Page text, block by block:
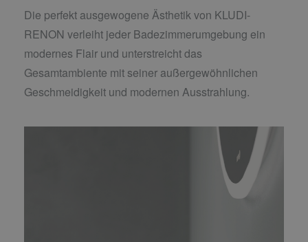
Die perfekt ausgewogene Ästhetik von KLUDI-
RENON verleiht jeder Badezimmerumgebung ein
modernes Flair und unterstreicht das
Gesamtambiente mit seiner außergewöhnlichen
Geschmeidigkeit und modernen Ausstrahlung.